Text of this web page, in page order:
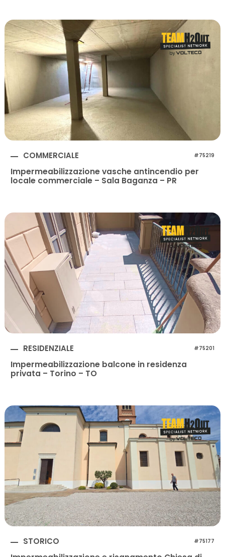
COMMERCIALE #75219
Impermeabilizzazione vasche antincendio per
locale commerciale – Sala Baganza – PR
RESIDENZIALE #75201
Impermeabilizzazione balcone in residenza
privata – Torino – TO
STORICO #75177